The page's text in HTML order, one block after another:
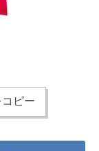
ピー